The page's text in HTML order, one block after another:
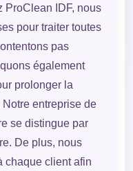
ProClean IDF, nous
pour traiter toutes
pas
également
prolonger la
entreprise de
se distingue par
De plus, nous
chaque client afin